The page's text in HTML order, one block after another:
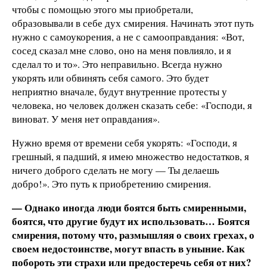
чтобы с помощью этого мы приобретали,
образовывали в себе дух смирения. Начинать этот путь
нужно с самоукорения, а не с самооправдания: «Вот,
сосед сказал мне слово, оно на меня повлияло, и я
сделал то и то». Это неправильно. Всегда нужно
укорять или обвинять себя самого. Это будет
неприятно вначале, будут внутренние протесты у
человека, но человек должен сказать себе: «Господи, я
виноват. У меня нет оправдания».
Нужно время от времени себя укорять: «Господи, я
грешный, я падший, я имею множество недостатков, я
ничего доброго сделать не могу — Ты делаешь
добро!». Это путь к приобретению смирения.
— Однако иногда люди боятся быть смиренными,
боятся, что другие будут их использовать… Боятся
смирения, потому что, размышляя о своих грехах, о
своем недостоинстве, могут впасть в уныние. Как
побороть эти страхи или предостеречь себя от них?